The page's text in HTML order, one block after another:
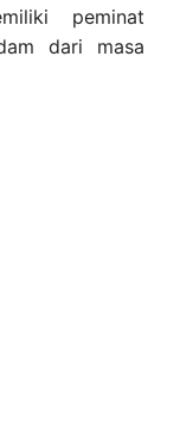
peminat
dari masa